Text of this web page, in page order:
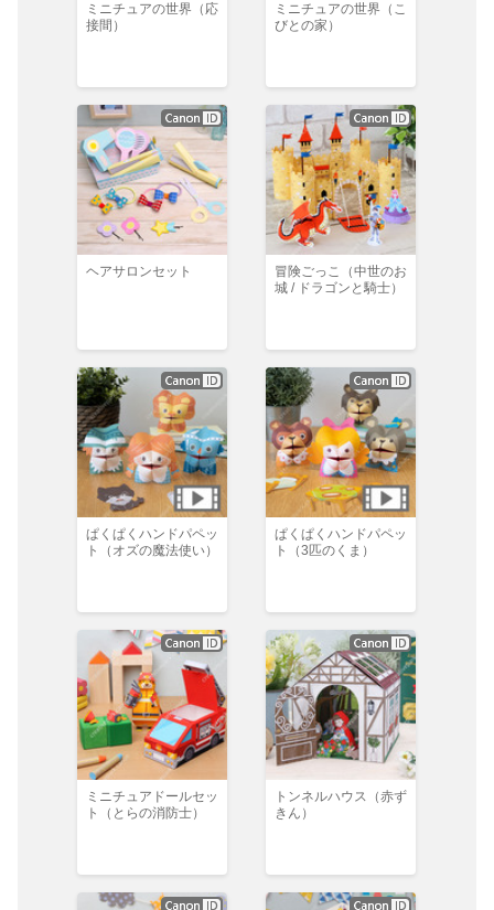
ミニチュアの世界（応
接間）
ミニチュアの世界（こ
びとの家）
ヘアサロンセット
冒険ごっこ（中世のお
城 / ドラゴンと騎士）
ぱくぱくハンドパペッ
ト（オズの魔法使い）
ぱくぱくハンドパペッ
ト（3匹のくま）
ミニチュアドールセッ
ト（とらの消防士）
トンネルハウス（赤ず
きん）